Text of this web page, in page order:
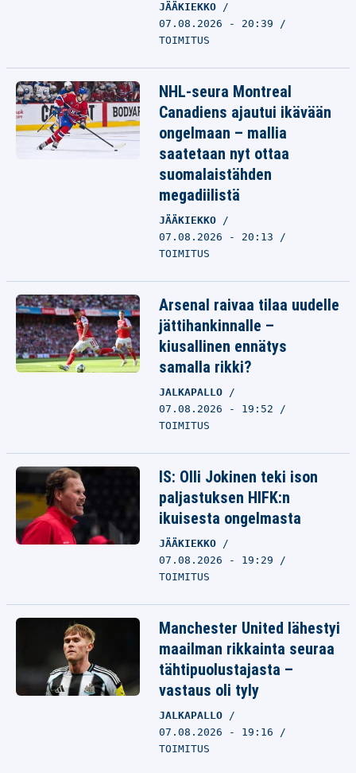
JÄÄKIEKKO
07.08.2026 - 20:39
TOIMITUS
NHL-seura Montreal
Canadiens ajautui ikävään
ongelmaan – mallia
saatetaan nyt ottaa
suomalaistähden
megadiilistä
JÄÄKIEKKO
07.08.2026 - 20:13
TOIMITUS
Arsenal raivaa tilaa uudelle
jättihankinnalle –
kiusallinen ennätys
samalla rikki?
JALKAPALLO
07.08.2026 - 19:52
TOIMITUS
IS: Olli Jokinen teki ison
paljastuksen HIFK:n
ikuisesta ongelmasta
JÄÄKIEKKO
07.08.2026 - 19:29
TOIMITUS
Manchester United lähestyi
maailman rikkainta seuraa
tähtipuolustajasta –
vastaus oli tyly
JALKAPALLO
07.08.2026 - 19:16
TOIMITUS